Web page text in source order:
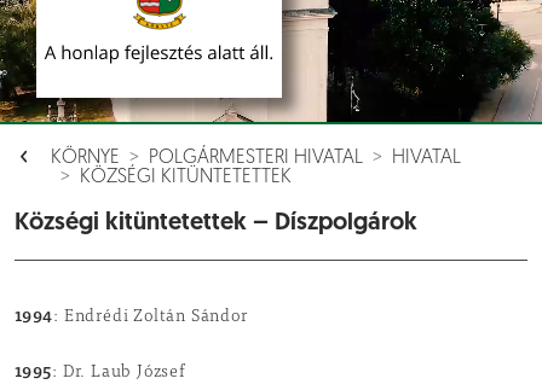
KÖRNYE POLGÁRMESTERI HIVATAL
HIVATAL
KÖZSÉGI KITÜNTETETTEK
Községi kitüntetettek – Díszpolgárok
1994: Endrédi Zoltán Sándor
1995: Dr. Laub József
Aloldalak [ ]